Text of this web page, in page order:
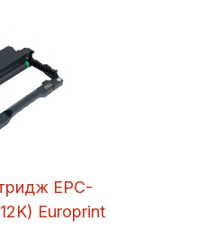
EPC-
Europrint